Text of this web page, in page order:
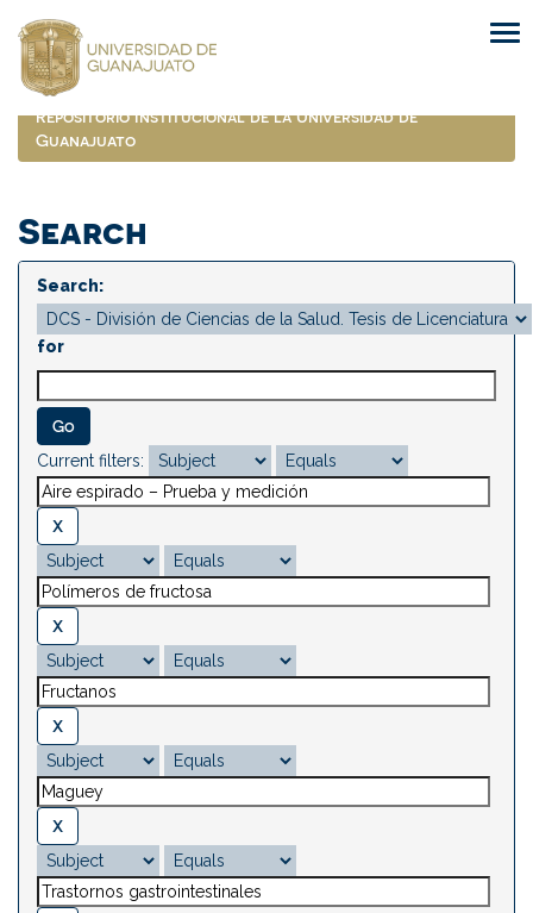
navigation
Repositorio Institucional de la Universidad de
Guanajuato
Search
Search:
for
Current filters: